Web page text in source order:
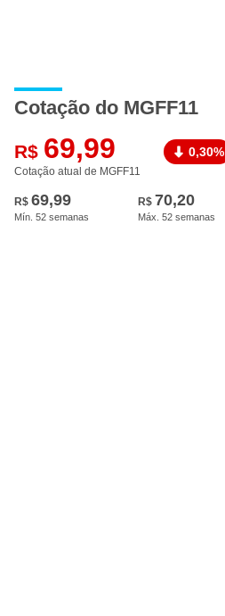
Cotação do MGFF11
R$ 69,99
Cotação atual de MGFF11
0,30%
R$ 69,99
Mín. 52 semanas
R$ 70,20
Máx. 52 semanas